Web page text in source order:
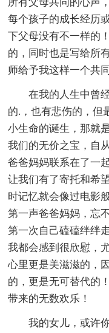
每个孩子的成长经历
下父母没有不一样的
的，同时也是写给所
师给予我这样一个共
在我的人生中曾
的.，也有悲伤的，但
小生命的诞生，那就
我们的无价之宝，自
爸爸妈妈联系在了一
让我们有了寄托和希
时记忆就会像过电影
第一声爸爸妈妈，忘
第一次自己磕磕绊绊
我都会感到很欣慰，
心里更是美滋滋的，
的，更是无可替代的
带来的无数欢乐！
我的女儿，或许